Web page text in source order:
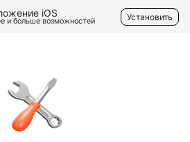
iOS
и больше возможностей Установить